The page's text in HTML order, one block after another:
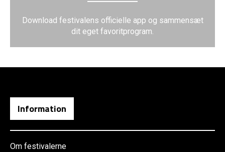
Download festivalens officielle app og sammensæt
dit eget favoritprogram.
Information
Om festivalerne